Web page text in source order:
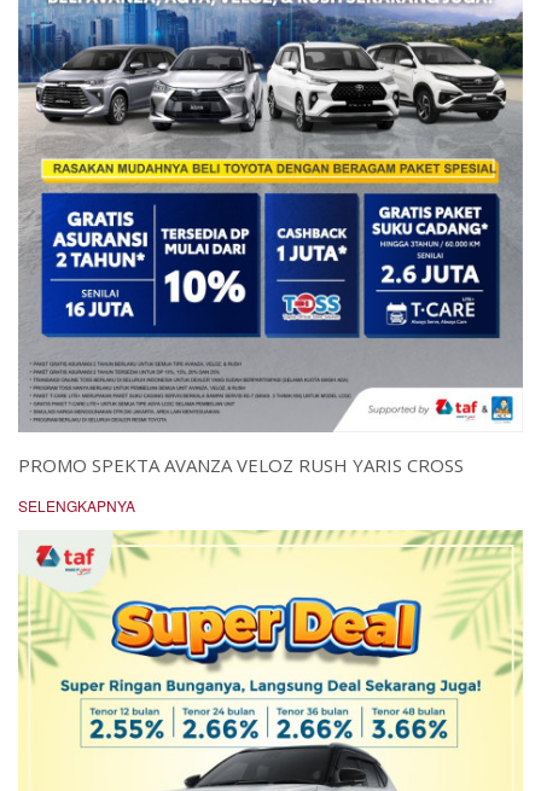
PROMO SPEKTA AVANZA VELOZ RUSH YARIS CROSS
SELENGKAPNYA